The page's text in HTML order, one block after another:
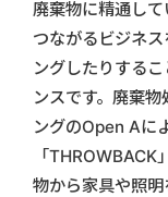
廃棄物に精通し
つながるビジネ
ングしたりする
ンスです。廃棄
ングのOpen Aに
「
物から家具や照